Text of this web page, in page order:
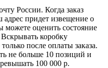
России. Когда заказ
адрес придет извещение о
оценить состояние
коробку
после оплаты заказа.
не больше 10 позиций и
100 000 р.